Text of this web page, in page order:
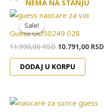
Sale!
NEMA NA STANJU
Sale!
Guess GU50249 028
11.990,00RSD
Originalna
cena
bila:
11.990,00 RSD.
10.791,00 RSD
DODAJ U KORPU